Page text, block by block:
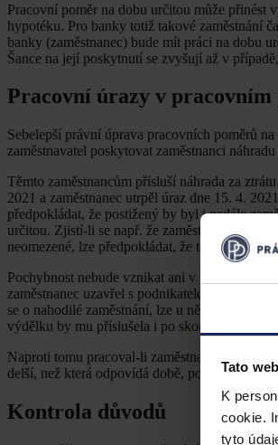
Tato
K
cookie.
tyto
Pracovní poměr na dobu určitou může přinést
hypotéku. Pro banky totiž takové zaměstnání
banky (zaměstnanec) bude mít práci na dobu
Šance na její poskytnutí se zvyšují až v
Pracovní úrazy v
Sebelepší právní úprava pracovních poměrů
zaměstnavatel poskytovat zaměstnanci
Těmto zaměstnancům přísluší náhrada za
2021 a zaměstnanec utrpěl úraz dne 15. 4.
předpokládat, že postižený by byl i nadále
určitou. Zjistí-li se např. že zaměstnanec
neomezené, lze předpokládat, že tento
Pochybnost nebude vznikat ani v případech,
zaměstnanec uzavřel s podnikatelem pracovní
se o nahodilé zaměstnání, lze u něho
výdělku by mu příslušela i po skončení tohoto
Naproti tomu pracoval-li zaměstnanec
delší, než která odpovídá době, po kterou
Kontrola důvodů